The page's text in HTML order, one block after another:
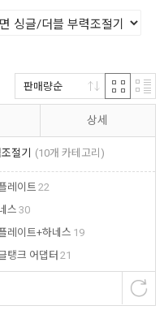
절기 (10개 카테고리)
레이트 22
스30
레이트+하네스 19
탱크 어댑터 21
상세
판매량순